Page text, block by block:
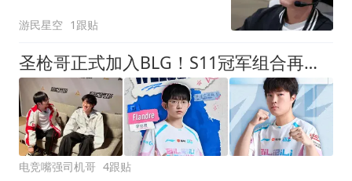
游民星空 1跟贴
圣枪哥正式加入BLG！S11冠军组合再续前缘！Bin归期未定！
电竞嘴强司机哥 4跟贴